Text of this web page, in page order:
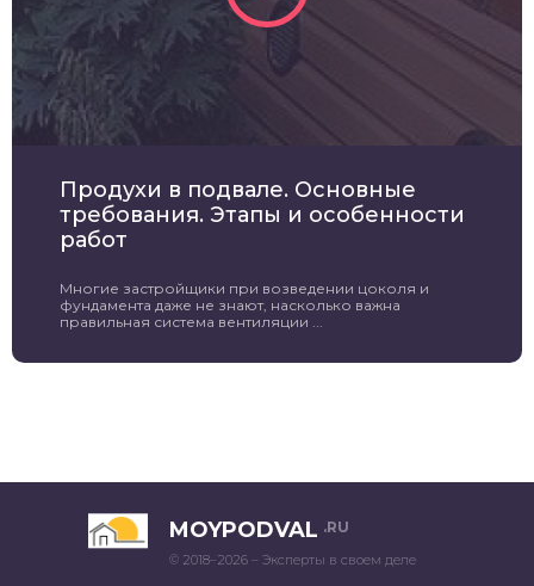
Продухи в подвале. Основные
требования. Этапы и особенности
работ
Многие застройщики при возведении цоколя и
фундамента даже не знают, насколько важна
правильная система вентиляции ...
MOYPODVAL .RU
© 2018–2026 – Эксперты в своем деле